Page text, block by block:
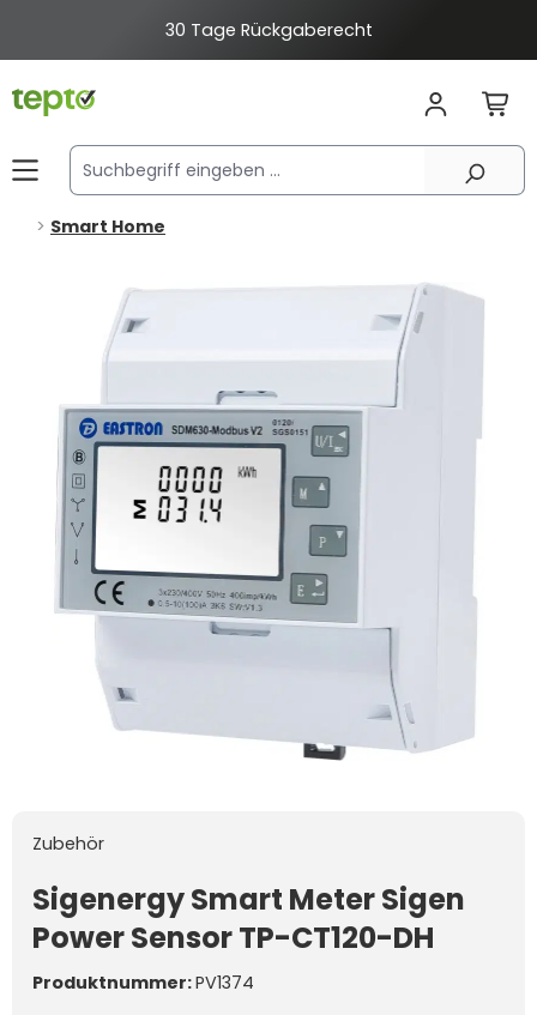
30 Tage Rückgaberecht
Smart Home
Zubehör
Sigenergy Smart Meter Sigen
Power Sensor TP-CT120-DH
Produktnummer:PV1374